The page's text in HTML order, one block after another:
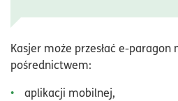
Kasjer może przesłać e-paragon
pośrednictwem:
aplikacji mobilnej,